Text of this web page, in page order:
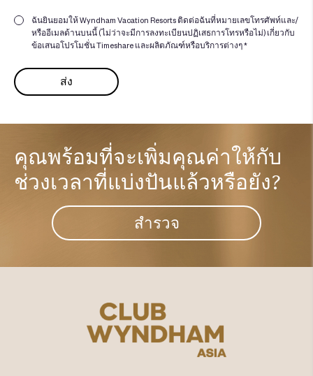
ฉันยินยอมให้ Wyndham Vacation Resorts ติดต่อฉันที่หมายเลขโทรศัพท์และ/
หรืออีเมลด้านบนนี้ (ไม่ว่าจะมีการลงทะเบียนปฏิเสธการโทรหรือไม่) เกี่ยวกับ
ข้อเสนอโปรโมชั่น Timeshare และผลิตภัณฑ์หรือบริการต่างๆ *
คุณพร้อมที่จะเพิ่มคุณค่าให้กับ
ช่วงเวลาที่แบ่งปันแล้วหรือยัง?​
สำรวจ